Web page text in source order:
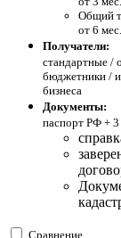
Общий
от 6 мес.
Получатели:
стандартные /
бюджетники /
бизнеса
Документы:
паспорт РФ + 3
Сравнение